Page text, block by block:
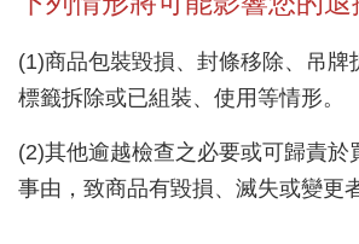
(1)商品包裝毀損、封條移除、吊牌
標籤拆除或已組裝、使用等情形。
(2)其他逾越檢查之必要或可歸責於
事由，致商品有毀損、滅失或變更